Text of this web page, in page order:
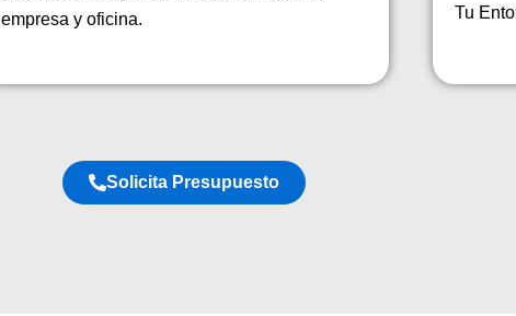
empresa y oficina.
Tu
Solicita Presupuesto